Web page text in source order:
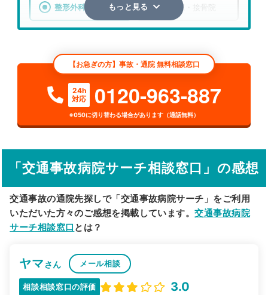
整形外科 整骨院・接骨院
検索する
詳細条件で絞り込む
その他の検索方法
駅から探す 院名から探す
もっと見る
【お急ぎの方】事故・通院 無料相談窓口
24h
対応
0120-963-887
※050に切り替わる場合があります（通話無料）
「交通事故病院サーチ相談窓口」の感想
交通事故の通院先探しで「交通事故病院サーチ」をご利用
いただいた方々のご感想を掲載しています。交通事故病院
サーチ相談窓口 とは？
ヤマさん メール相談
相談相談窓口の評価 3.0